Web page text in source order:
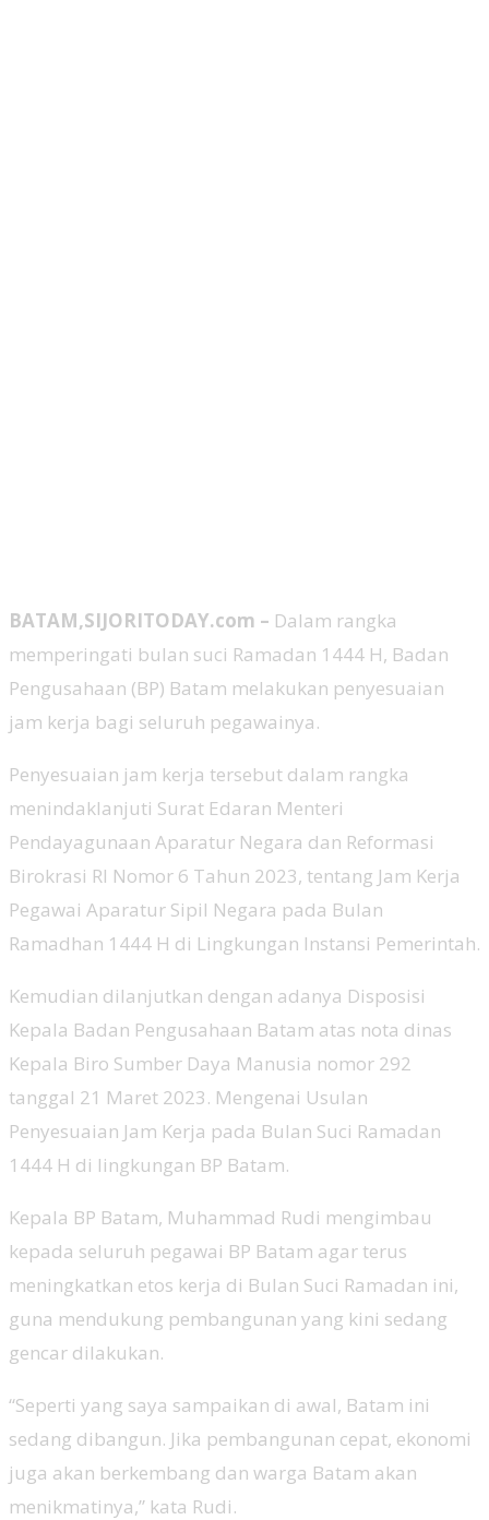
BATAM,SIJORITODAY.com – Dalam rangka
memperingati bulan suci Ramadan 1444 H, Badan
Pengusahaan (BP) Batam melakukan penyesuaian
jam kerja bagi seluruh pegawainya.
Penyesuaian jam kerja tersebut dalam rangka
menindaklanjuti Surat Edaran Menteri
Pendayagunaan Aparatur Negara dan Reformasi
Birokrasi RI Nomor 6 Tahun 2023, tentang Jam Kerja
Pegawai Aparatur Sipil Negara pada Bulan
Ramadhan 1444 H di Lingkungan Instansi Pemerintah.
Kemudian dilanjutkan dengan adanya Disposisi
Kepala Badan Pengusahaan Batam atas nota dinas
Kepala Biro Sumber Daya Manusia nomor 292
tanggal 21 Maret 2023. Mengenai Usulan
Penyesuaian Jam Kerja pada Bulan Suci Ramadan
1444 H di lingkungan BP Batam.
Kepala BP Batam, Muhammad Rudi mengimbau
kepada seluruh pegawai BP Batam agar terus
meningkatkan etos kerja di Bulan Suci Ramadan ini,
guna mendukung pembangunan yang kini sedang
gencar dilakukan.
“Seperti yang saya sampaikan di awal, Batam ini
sedang dibangun. Jika pembangunan cepat, ekonomi
juga akan berkembang dan warga Batam akan
menikmatinya,” kata Rudi.